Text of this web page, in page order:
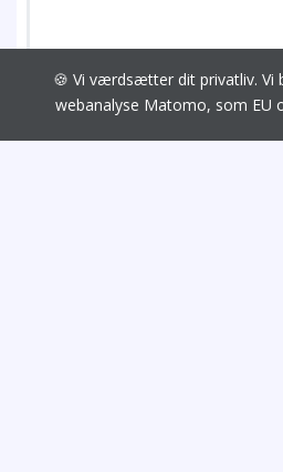
🍪 Vi værdsætter dit privatliv. Vi
webanalyse Matomo, som